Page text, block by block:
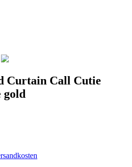
Curtain Call Cutie
gold